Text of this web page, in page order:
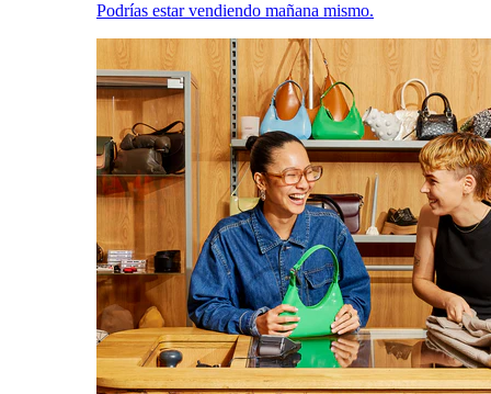
Podrías estar vendiendo mañana mismo.